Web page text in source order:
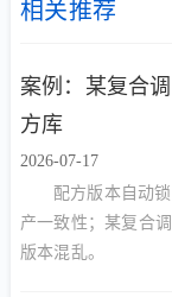
相关推荐
案例：某复合
方库
2026-07-17
配方版本自动
产一致性；某复合
版本混乱。